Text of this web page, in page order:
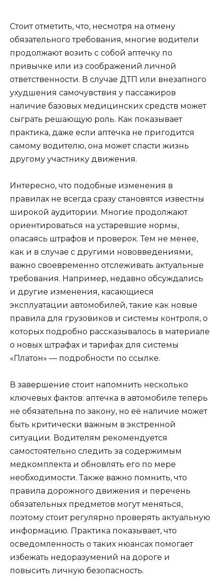
Стоит отметить, что, несмотря на отмену
обязательного требования, многие водители
продолжают возить с собой аптечку по
привычке или из соображений личной
ответственности. В случае ДТП или внезапного
ухудшения самочувствия у пассажиров
наличие базовых медицинских средств может
сыграть решающую роль. Как показывает
практика, даже если аптечка не пригодится
самому водителю, она может спасти жизнь
другому участнику движения.
Интересно, что подобные изменения в
правилах не всегда сразу становятся известны
широкой аудитории. Многие продолжают
ориентироваться на устаревшие нормы,
опасаясь штрафов и проверок. Тем не менее,
как и в случае с другими нововведениями,
важно своевременно отслеживать актуальные
требования. Например, недавно обсуждались
и другие изменения, касающиеся
эксплуатации автомобилей, такие как новые
правила для грузовиков и системы контроля, о
которых подробно рассказывалось в материале
о новых штрафах и тарифах для системы
«Платон» — подробности по ссылке.
В завершение стоит напомнить несколько
ключевых фактов: аптечка в автомобиле теперь
не обязательна по закону, но её наличие может
быть критически важным в экстренной
ситуации. Водителям рекомендуется
самостоятельно следить за содержимым
медкомплекта и обновлять его по мере
необходимости. Также важно помнить, что
правила дорожного движения и перечень
обязательных предметов могут меняться,
поэтому стоит регулярно проверять актуальную
информацию. Практика показывает, что
осведомленность о таких нюансах помогает
избежать недоразумений на дороге и
повысить личную безопасность.